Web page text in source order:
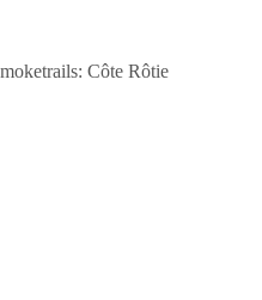
Côte Rôtie